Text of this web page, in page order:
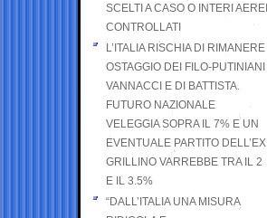
SCELTI A CASO O INTERI AEREI
CONTROLLATI
L’ITALIA RISCHIA DI RIMANERE
OSTAGGIO DEI FILO-PUTINIANI
VANNACCI E DI BATTISTA.
FUTURO NAZIONALE
VELEGGIA SOPRA IL 7% E UN
EVENTUALE PARTITO DELL’EX
GRILLINO VARREBBE TRA IL 2
E IL 3.5%
“DALL’ITALIA UNA MISURA